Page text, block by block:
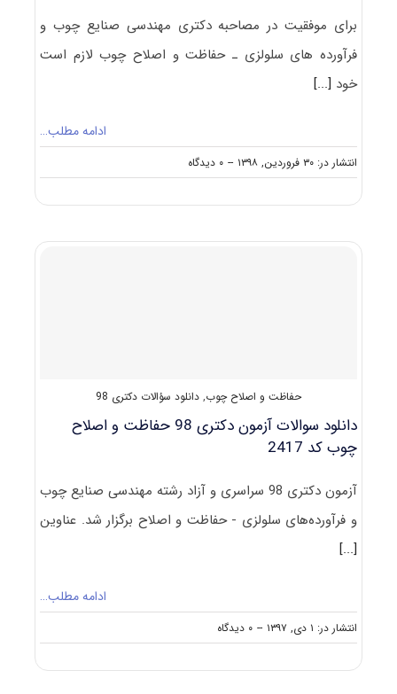
برای موفقیت در مصاحبه دکتری مهندسی صنایع چوب و
فرآورده‌ های سلولزی ـ حفاظت و اصلاح چوب لازم است
خود [...]
ادامه مطلب…
انتشار در: ۳۰ فروردین, ۱۳۹۸ -- ۰ دیدگاه
on
مصاحبه
چوب
چوب
+
حفاظت و اصلاح چوب, دانلود سؤالات دکتری 98
دانلود سوالات آزمون دکتری 98 حفاظت و اصلاح
چوب کد 2417
آزمون دکتری 98 سراسری و آزاد رشته مهندسی صنایع چوب
و فرآورده‌های سلولزی - حفاظت و اصلاح برگزار شد. عناوین
[...]
ادامه مطلب…
انتشار در: ۱ دی, ۱۳۹۷ -- ۰ دیدگاه
on
دانلود